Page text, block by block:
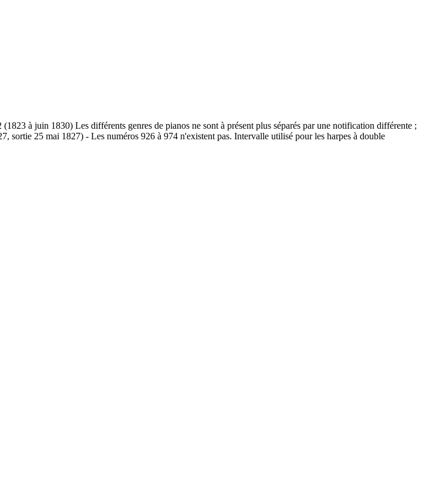
(1823 à juin 1830) Les différents genres de pianos ne sont à présent plus séparés par une notification différente ;
sortie 25 mai 1827) - Les numéros 926 à 974 n'existent pas. Intervalle utilisé pour les harpes à double